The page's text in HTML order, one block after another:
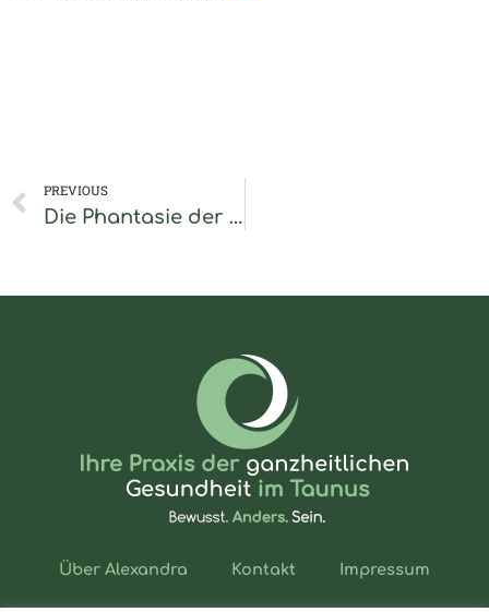
Zurück
PREVIOUS
Die Phantasie der Kinder als Selbsthilfeinstrument
Über Alexandra Kontakt Impressum